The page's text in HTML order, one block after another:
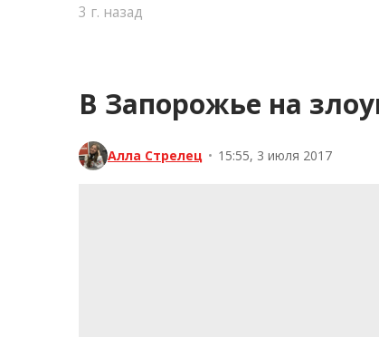
3 г. назад
В Запорожье на
Алла Стрелец • 15:55, 3 июля 2017